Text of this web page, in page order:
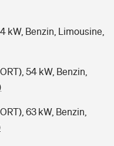
kW, Benzin, Limousine,
54 kW, Benzin,
63 kW, Benzin,